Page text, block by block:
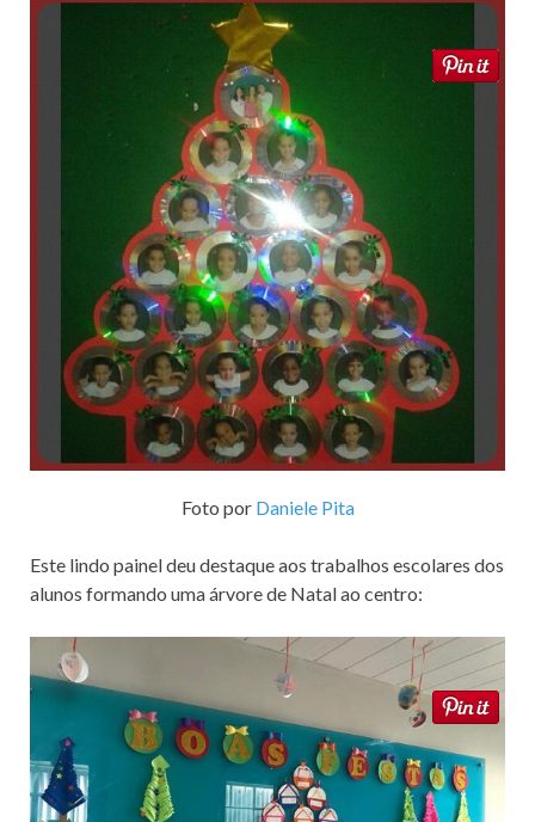
Foto por Daniele Pita
Este lindo painel deu destaque aos trabalhos escolares dos
alunos formando uma árvore de Natal ao centro: